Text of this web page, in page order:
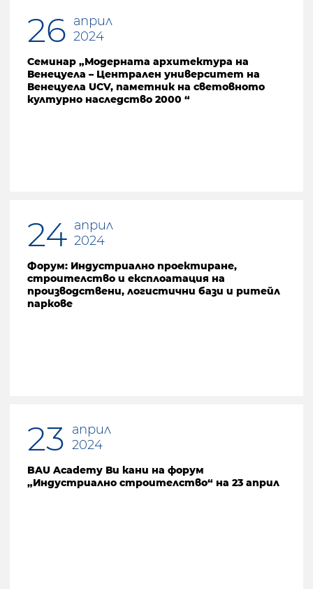
26 април
2024
Семинар „Модерната архитектура на
Венецуела – Централен университет на
Венецуела UCV, паметник на световното
културно наследство 2000 “
24 април
2024
Форум: Индустриално проектиране,
строителство и експлоатация на
производствени, логистични бази и ритейл
паркове
23 април
2024
BAU Academy Ви кани на форум
„Индустриално строителство“ на 23 април